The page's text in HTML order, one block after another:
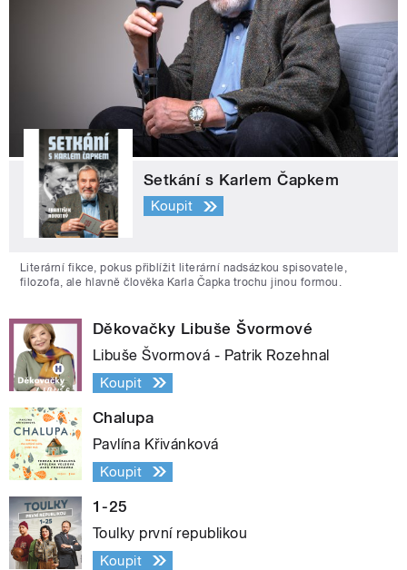
Setkání s Karlem Čapkem
Koupit
Literární fikce, pokus přiblížit literární nadsázkou spisovatele,
filozofa, ale hlavně člověka Karla Čapka trochu jinou formou.
Děkovačky Libuše Švormové
Libuše Švormová - Patrik Rozehnal
Koupit
Chalupa
Pavlína Křivánková
Koupit
1-25
Toulky první republikou
Koupit